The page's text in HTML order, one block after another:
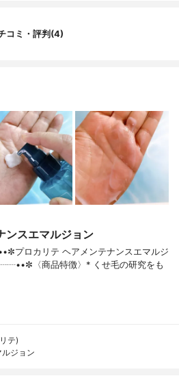
メチコン、ヒドロキシエチルセルロー
モニウムクロリド、ステアルトリモニウ
クロリド、変性アルコール、ペンジルア
コール、メチルパラベン、香料
コミ・評判(4)
ンスエマルジョン
カリテ ヘアメンテナンスエマルジ
〈商品特徴〉* くせ毛の研究をも
テ)
ジョン